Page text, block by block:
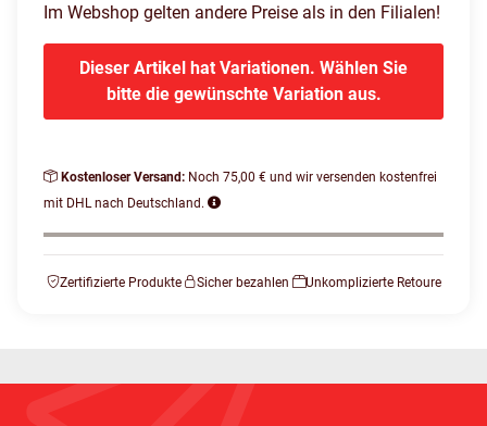
Im Webshop gelten andere Preise als in den Filialen!
Dieser Artikel hat Variationen. Wählen Sie
bitte die gewünschte Variation aus.
Kostenloser Versand: Noch 75,00 € und wir versenden kostenfrei
mit DHL nach Deutschland.
Zertifizierte Produkte Sicher bezahlen Unkomplizierte Retoure